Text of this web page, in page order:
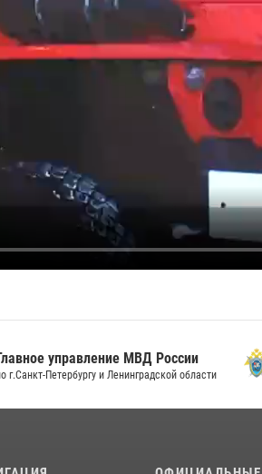
управление МВД России
г.Санкт-Петербургу и Ленинградской области